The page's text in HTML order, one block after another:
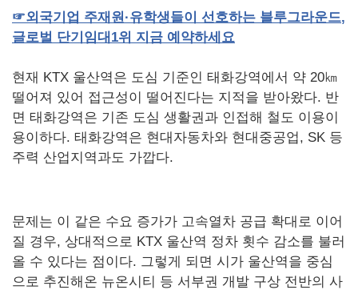
☞외국기업 주재원·유학생들이 선호하는 블루그라운드,
글로벌 단기임대 1위 지금 예약하세요
현재 KTX 울산역은 도심 기준인 태화강역에서 약 20㎞
떨어져 있어 접근성이 떨어진다는 지적을 받아왔다. 반
면 태화강역은 기존 도심 생활권과 인접해 철도 이용이
용이하다. 태화강역은 현대자동차와 현대중공업, SK 등
주력 산업지역과도 가깝다.
문제는 이 같은 수요 증가가 고속열차 공급 확대로 이어
질 경우, 상대적으로 KTX 울산역 정차 횟수 감소를 불러
올 수 있다는 점이다. 그렇게 되면 시가 울산역을 중심
으로 추진해온 뉴온시티 등 서부권 개발 구상 전반의 사